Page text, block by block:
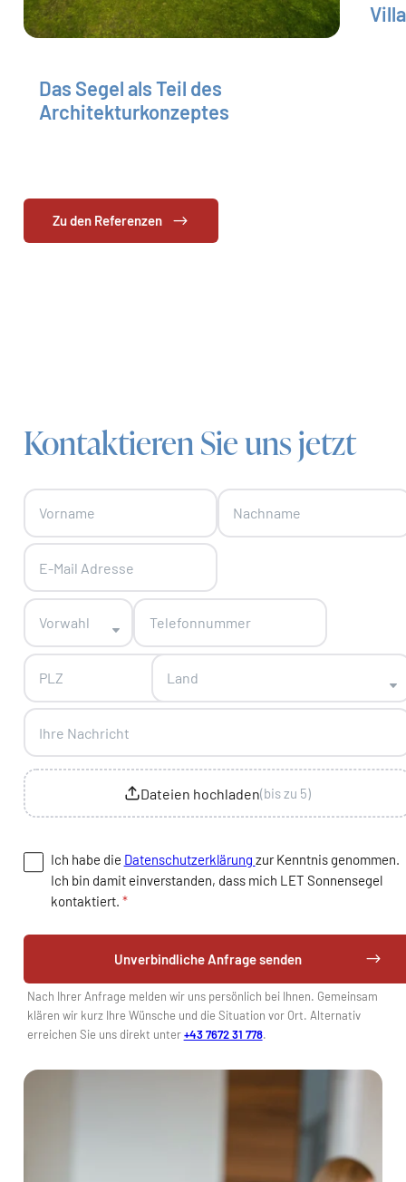
Das Segel als Teil des
Architekturkonzeptes
Zu den Referenzen
Kontaktieren Sie uns jetzt
Skip form
Vorwahl
Land
Dateien hochladen(bis zu 5)
Ich habe die Datenschutzerklärung zur Kenntnis genommen.
Ich bin damit einverstanden, dass mich LET Sonnensegel
kontaktiert. *
Unverbindliche Anfrage senden
Nach Ihrer Anfrage melden wir uns persönlich bei Ihnen. Gemeinsam
klären wir kurz Ihre Wünsche und die Situation vor Ort. Alternativ
erreichen Sie uns direkt unter+43 7672 31 778.